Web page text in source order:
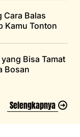
Cara Balas
Kamu Tonton
Bisa Tamat
Bosan
Selengkapnya